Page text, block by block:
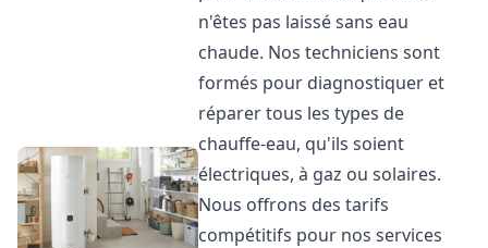
n'êtes pas laissé sans eau
chaude. Nos techniciens sont
formés pour diagnostiquer et
réparer tous les types de
chauffe-eau, qu'ils soient
électriques, à gaz ou solaires.
Nous offrons des tarifs
compétitifs pour nos services